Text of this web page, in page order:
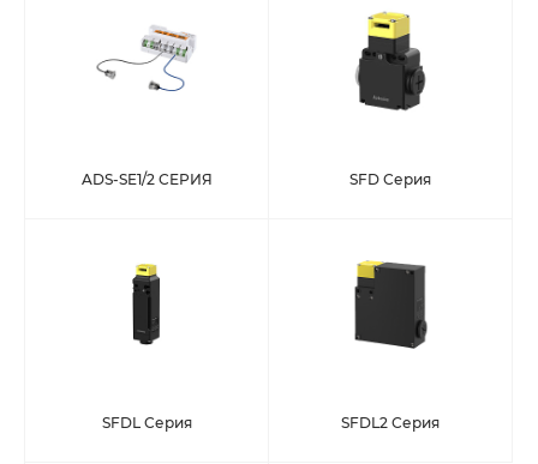
ADS-SE1/2 СЕРИЯ SFD Серия
SFDL Серия SFDL2 Серия